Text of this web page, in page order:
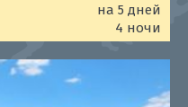
на 5 дней
4 ночи